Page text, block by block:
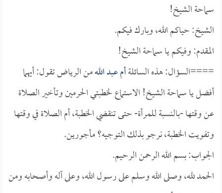
سماحة الشيخ!
الشيخ: حياكم الله، وبارك فيكم.
المقدم: وفيكم يا سماحة الشيخ!
====السؤال: هذه السائلةأم عبد اللهمن الرياض تقول: أيهما
أفضل يا سماحة الشيخ! الاستماع لخطبتي الحرمين وتأخير الصلاة
عن وقتها -بالنسبة للمرأة- حتى تنقضي الخطبة، أم الصلاة في وقتها
وتفويت الخطبة، نرجو بذلك التوجيه؟ مأجورين.
الجواب: بسم الله الرحمن الرحيم.
الحمد لله، وصلى الله وسلم على رسول الله، وعلى آله وأصحابه ومن